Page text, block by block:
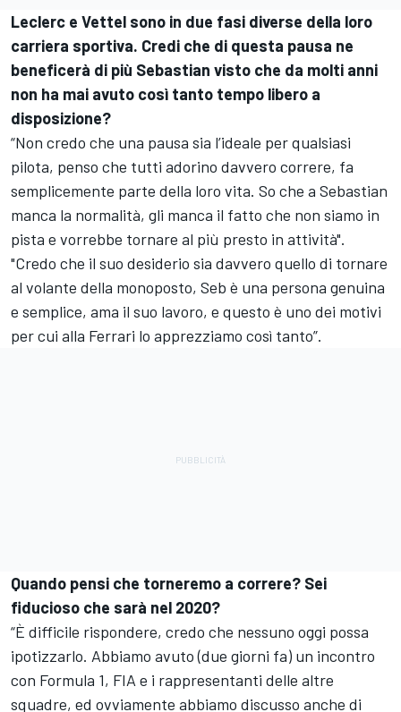
Leclerc e Vettel sono in due fasi diverse della loro
carriera sportiva. Credi che di questa pausa ne
beneficerà di più Sebastian visto che da molti anni
non ha mai avuto così tanto tempo libero a
disposizione?
“Non credo che una pausa sia l’ideale per qualsiasi
pilota, penso che tutti adorino davvero correre, fa
semplicemente parte della loro vita. So che a Sebastian
manca la normalità, gli manca il fatto che non siamo in
pista e vorrebbe tornare al più presto in attività".
"Credo che il suo desiderio sia davvero quello di tornare
al volante della monoposto, Seb è una persona genuina
e semplice, ama il suo lavoro, e questo è uno dei motivi
per cui alla Ferrari lo apprezziamo così tanto”.
Quando pensi che torneremo a correre? Sei
fiducioso che sarà nel 2020?
“È difficile rispondere, credo che nessuno oggi possa
ipotizzarlo. Abbiamo avuto (due giorni fa) un incontro
con Formula 1, FIA e i rappresentanti delle altre
squadre, ed ovviamente abbiamo discusso anche di